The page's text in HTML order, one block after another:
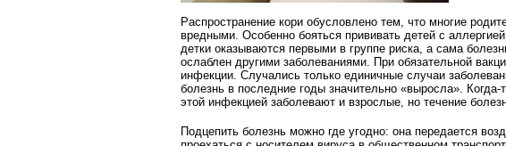
Распространение кори обусловлено тем, что многие
вредными. Особенно бояться прививать детей с
детки оказываются первыми в группе риска, а сама
ослаблен другими заболеваниями. При обязательной
инфекции. Случались только единичные случаи
болезнь в последние годы значительно «выросла».
этой инфекцией заболевают и взрослые, но течение
Подцепить болезнь можно где угодно: она передается